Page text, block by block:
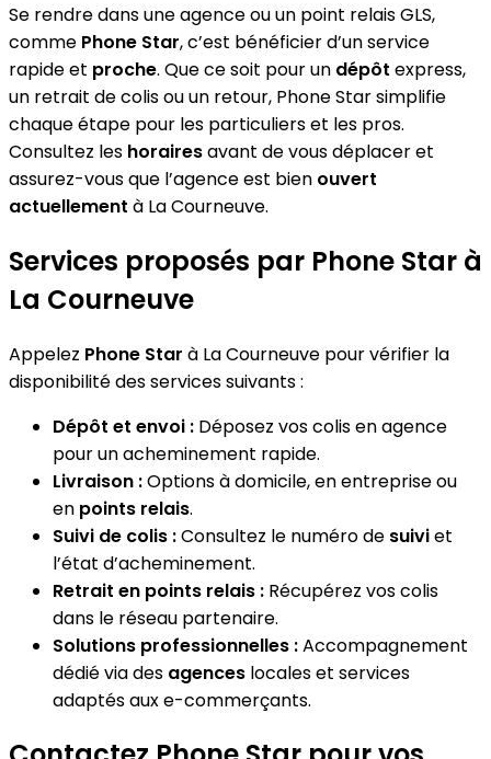
Se rendre dans une agence ou un point relais GLS,
comme Phone Star, c’est bénéficier d’un service
rapide et proche. Que ce soit pour un dépôt express,
un retrait de colis ou un retour, Phone Star simplifie
chaque étape pour les particuliers et les pros.
Consultez les horairesavant de vous déplacer et
assurez-vous que l’agence est bien ouvert
actuellement à La Courneuve.
Services proposés par Phone Star à
La Courneuve
Appelez Phone Star à La Courneuve pour vérifier la
disponibilité des services suivants :
Dépôt et envoi : Déposez vos colis en agence
pour un acheminement rapide.
Livraison :Options à domicile, en entreprise ou
en points relais.
Suivi de colis :Consultez le numéro de suiviet
l’état d’acheminement.
Retrait en points relais : Récupérez vos colis
dans le réseau partenaire.
Solutions professionnelles :Accompagnement
dédié via des agences locales et services
adaptés aux e-commerçants.